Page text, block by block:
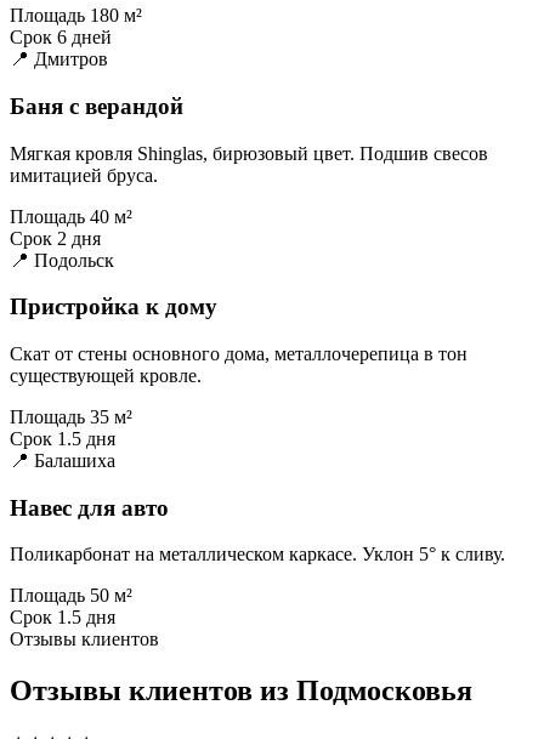
Площадь 180 м²
Срок 6 дней
📍 Дмитров
Баня с верандой
Мягкая кровля Shinglas, бирюзовый цвет. Подшив свесов
имитацией бруса.
Площадь 40 м²
Срок 2 дня
📍 Подольск
Пристройка к дому
Скат от стены основного дома, металлочерепица в тон
существующей кровле.
Площадь 35 м²
Срок 1.5 дня
📍 Балашиха
Навес для авто
Поликарбонат на металлическом каркасе. Уклон 5° к сливу.
Площадь 50 м²
Срок 1.5 дня
Отзывы клиентов
Отзывы клиентов из Подмосковья